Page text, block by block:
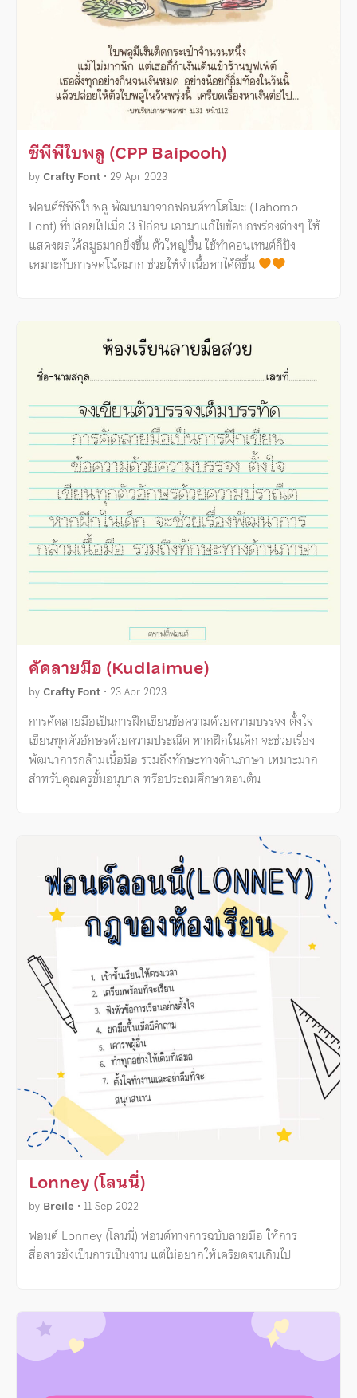
ซีพีพีใบพลู (CPP Baipooh)
by Crafty Font • 29 Apr 2023
ฟอนต์ซีพีพีใบพลู พัฒนามาจากฟอนต์ทาโฮโมะ (Tahomo
Font) ที่ปล่อยไปเมื่อ 3 ปีก่อน เอามาแก้ไขข้อบกพร่องต่างๆ ให้
แสดงผลได้สมูธมากยิ่งขึ้น ตัวใหญ่ขึ้น ใช้ทำคอนเทนต์ก็ปัง
เหมาะกับการจดโน้ตมาก ช่วยให้จำเนื้อหาได้ดีขึ้น
คัดลายมือ (Kudlaimue)
by Crafty Font • 23 Apr 2023
การคัดลายมือเป็นการฝึกเขียนข้อความด้วยความบรรจง ตั้งใจ
เขียนทุกตัวอักษรด้วยความประณีต หากฝึกในเด็ก จะช่วยเรื่อง
พัฒนาการกล้ามเนื้อมือ รวมถึงทักษะทางด้านภาษา เหมาะมาก
สำหรับคุณครูชั้นอนุบาล หรือประถมศึกษาตอนต้น
Lonney (โลนนี่)
by Breile • 11 Sep 2022
ฟอนต์ Lonney (โลนนี่) ฟอนต์ทางการฉบับลายมือ ให้การ
สื่อสารยังเป็นการเป็นงาน แต่ไม่อยากให้เครียดจนเกินไป